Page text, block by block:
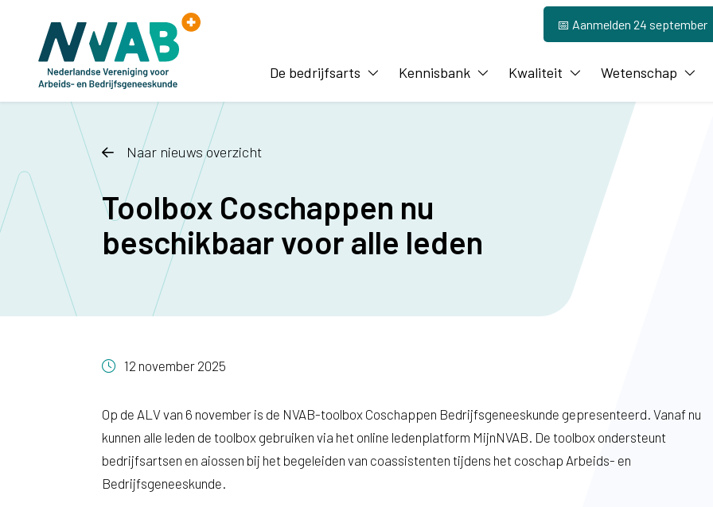
Ga naar de inhoud 📅 Aanmelden 24 september
De bedrijfsarts Kennisbank Kwaliteit Wetenschap
Naar nieuws overzicht
Toolbox Coschappen nu
beschikbaar voor alle leden
12 november 2025
Op de ALV van 6 november is de NVAB-toolbox Coschappen Bedrijfsgeneeskunde gepresenteerd. Vanaf nu
kunnen alle leden de toolbox gebruiken via het online ledenplatform MijnNVAB. De toolbox ondersteunt
bedrijfsartsen en aiossen bij het begeleiden van coassistenten tijdens het coschap Arbeids- en
Bedrijfsgeneeskunde.